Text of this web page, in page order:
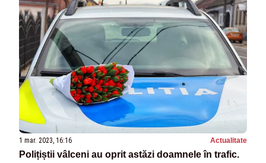
1 mar. 2023, 16:16 Actualitate
Polițiștii vâlceni au oprit astăzi doamnele în trafic.